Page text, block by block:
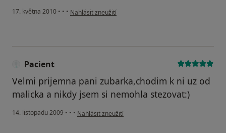
17. května 2010 • • • podle názoru uživatele Váš účet byl odstraněn
Nahlásit zneužití
Pacient
Velmi prijemna pani zubarka,chodim k ni uz od
malicka a nikdy jsem si nemohla stezovat:)
14. listopadu 2009 • • • podle názoru uživatele Pacient
Nahlásit zneužití